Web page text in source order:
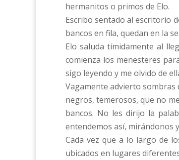
hermanitos o primos de Elo.
Escribo sentado al escritorio
bancos en fila, quedan en la
Elo saluda tímidamente al
comienza los menesteres
sigo leyendo y me olvido de
Vagamente advierto sombras
negros, temerosos, que no
bancos. No les dirijo la
entendemos así, mirándonos
Cada vez que a lo largo de
ubicados en lugares